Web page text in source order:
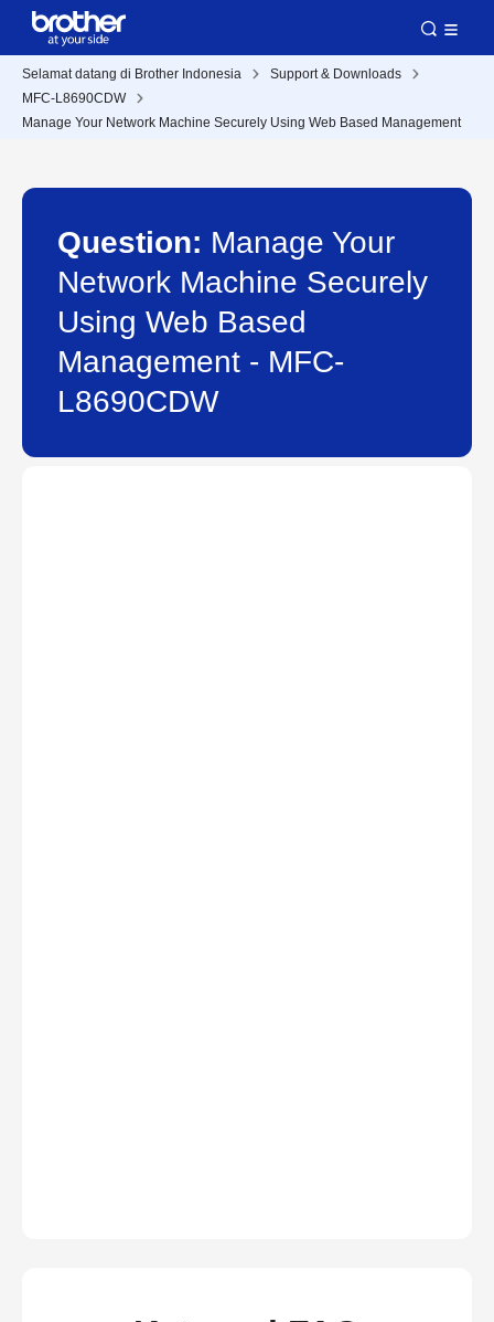
Selamat datang di Brother Indonesia
Support & Downloads
MFC-L8690CDW
Manage Your Network Machine Securely Using Web Based Management
Question: Manage Your
Network Machine Securely
Using Web Based
Management - MFC-
L8690CDW